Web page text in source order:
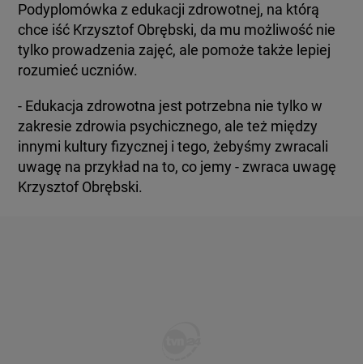
Podyplomówka z edukacji zdrowotnej, na którą
chce iść Krzysztof Obrębski, da mu możliwość nie
tylko prowadzenia zajęć, ale pomoże także lepiej
rozumieć uczniów.
- Edukacja zdrowotna jest potrzebna nie tylko w
zakresie zdrowia psychicznego, ale też między
innymi kultury fizycznej i tego, żebyśmy zwracali
uwagę na przykład na to, co jemy - zwraca uwagę
Krzysztof Obrębski.